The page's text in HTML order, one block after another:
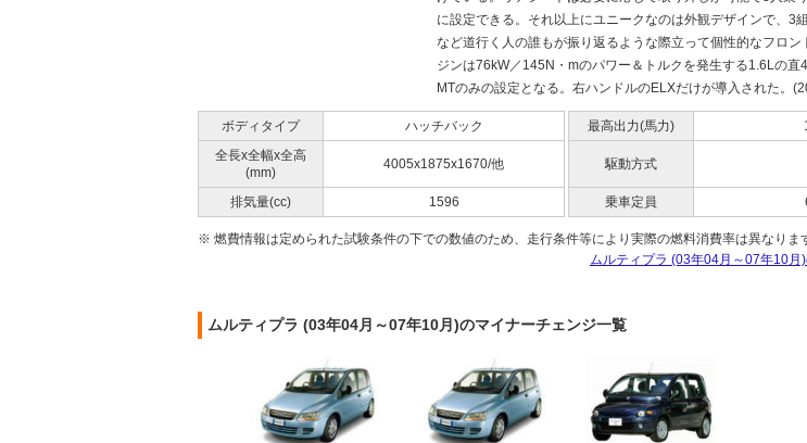
に設定できる。それ以上にユニークなのは外観デザインで、3
など道行く人の誰もが振り返るような際立って個性的なフロン
ジンは76kW／145N・mのパワー＆トルクを発生する1.6Lの直
MTのみの設定となる。右ハンドルのELXだけが導入された。
ボディタイプ ハッチバック 最高出力(馬力)
全長x全幅x全高
(mm)
4005x1875x1670/他 駆動方式
排気量(cc) 1596 乗車定員
※ 燃費情報は定められた試験条件の下での数値のため、走行条件等により実際の燃料消費率は異なりま
ムルティプラ (03年04月～07年10月
ムルティプラ (03年04月～07年10月)のマイナーチェンジ一覧